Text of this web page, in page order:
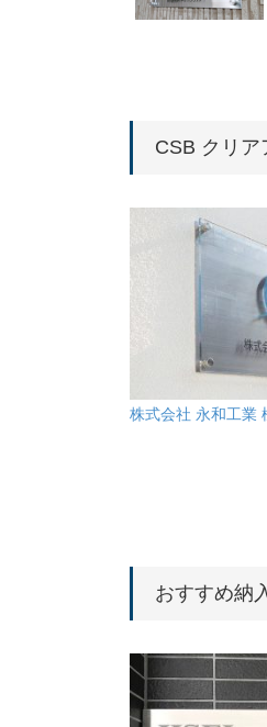
CSB クリア
株式会社 永和工業
おすすめ納